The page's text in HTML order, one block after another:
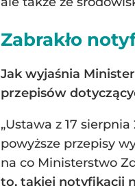
Zabrakło
Jak wyjaśnia
przepisów
„Ustawa z 17
powyższe przepisy
na co Ministerstwo
to, takiej notyfikacji